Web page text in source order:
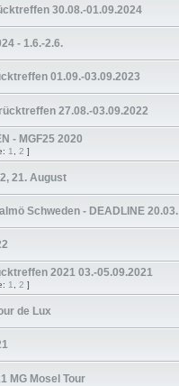
30.08.-01.09.2024
- 1.6.-2.6.
01.09.-03.09.2023
27.08.-03.09.2022
- MGF25 2020
1 2 ]
21. August
Schweden - DEADLINE 20.03.
2021 03.-05.09.2021
1 2 ]
de Lux
MG Mosel Tour